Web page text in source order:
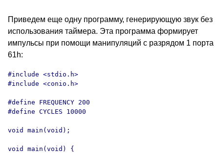
Приведем еще одну программу, генерирующую звук без
использования таймера. Эта программа формирует
импульсы при помощи манипуляций с разрядом 1 порта
61h:
#include <stdio.h>
#include <conio.h>
#define FREQUENCY 200
#define CYCLES 10000
void main(void);
void main(void) {